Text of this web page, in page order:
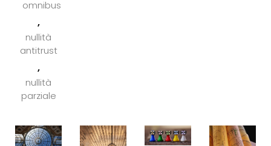
omnibus
,
nullità
antitrust
,
nullità
parziale